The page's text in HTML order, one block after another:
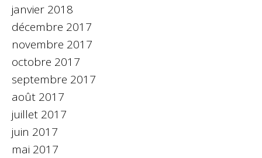
janvier 2018
décembre 2017
novembre 2017
octobre 2017
septembre 2017
août 2017
juillet 2017
juin 2017
mai 2017